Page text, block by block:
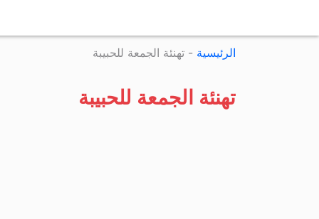
الرئيسية - تهنئة الجمعة للحبيبة
تهنئة الجمعة للحبيبة